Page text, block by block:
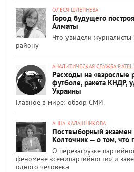
ОЛЕСЯ ШЛЕПНЕВА
Город будущего
Алматы
Что увидели журналисты
району
АНАЛИТИЧЕСКАЯ СЛУЖБА
Расходы на «взрослые
футболе, ракета КНДР,
Украины
Главное в мире: обзор СМИ
АННА КАЛАШНИКОВА
Поствыборный экзамен
Колточник — о том, что
О перезагрузке
феномене «семипартийности» и
одного человека